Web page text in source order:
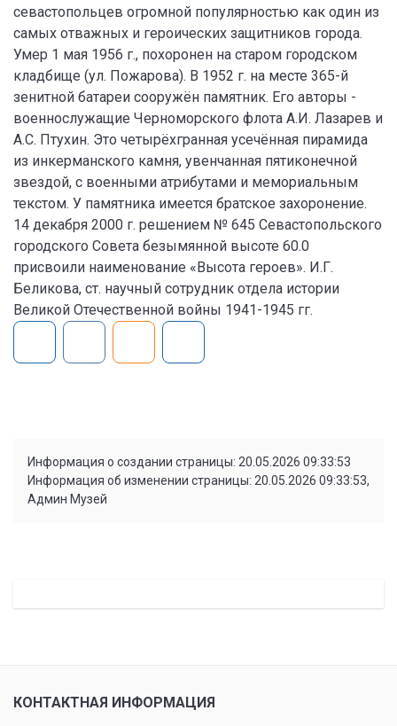
севастопольцев огромной популярностью как один из
самых отважных и героических защитников города.
Умер 1 мая 1956 г., похоронен на старом городском
кладбище (ул. Пожарова). В 1952 г. на месте 365-й
зенитной батареи сооружён памятник. Его авторы -
военнослужащие Черноморского флота А.И. Лазарев и
А.С. Птухин. Это четырёхгранная усечённая пирамида
из инкерманского камня, увенчанная пятиконечной
звездой, с военными атрибутами и мемориальным
текстом. У памятника имеется братское захоронение.
14 декабря 2000 г. решением № 645 Севастопольского
городского Совета безымянной высоте 60.0
присвоили наименование «Высота героев». И.Г.
Беликова, ст. научный сотрудник отдела истории
Великой Отечественной войны 1941-1945 гг.
Информация о создании страницы: 20.05.2026 09:33:53
Информация об изменении страницы: 20.05.2026 09:33:53,
Админ Музей
КОНТАКТНАЯ ИНФОРМАЦИЯ